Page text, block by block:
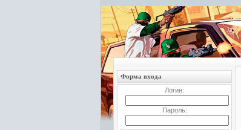
Форма входа
Логин:
Пароль: